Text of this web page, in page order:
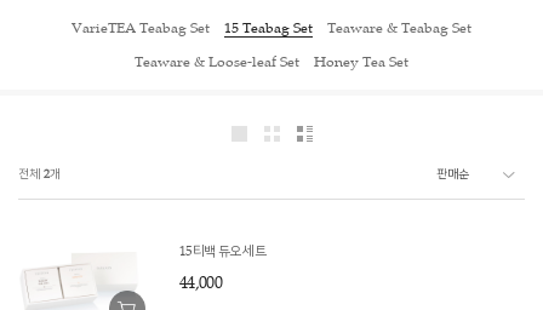
VarieTEA Teabag Set 15 Teabag Set
Teaware & Teabag Set
Teaware & Loose-leaf Set
Honey Tea Set
전체 2개
15티백 듀오 세트
44,000